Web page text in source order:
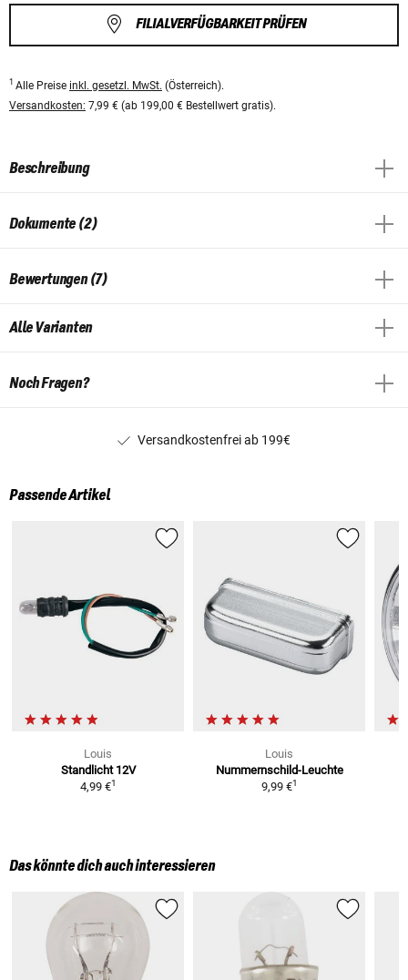
FILIALVERFÜGBARKEIT PRÜFEN
1 Alle Preise inkl. gesetzl. MwSt. (Österreich).
Versandkosten: 7,99 € (ab 199,00 € Bestellwert gratis).
Beschreibung
Dokumente (2)
Bewertungen (7)
Alle Varianten
Noch Fragen?
Versandkostenfrei ab 199€
Passende Artikel
Louis
Standlicht 12V
4,99 €1
Louis
Nummernschild-Leuchte
9,99 €1
Das könnte dich auch interessieren